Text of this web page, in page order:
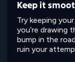
Keep it
Try keeping
you’re drawing
bump in the
ruin your